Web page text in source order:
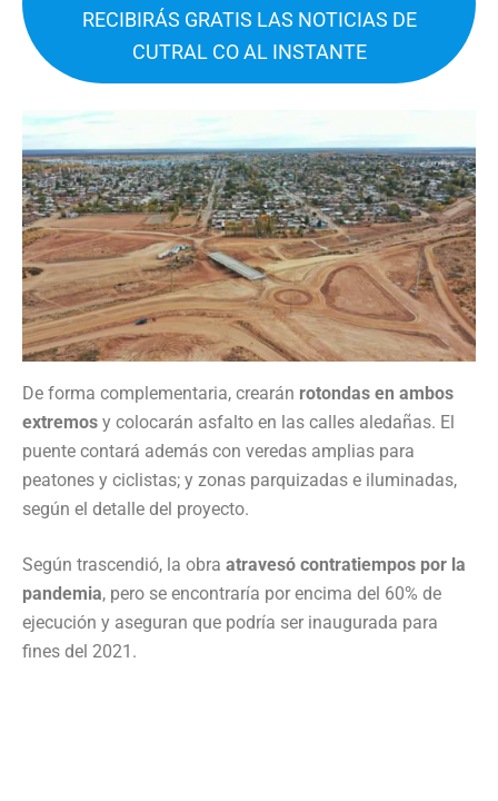
RECIBIRÁS GRATIS LAS NOTICIAS DE
CUTRAL CO AL INSTANTE
De forma complementaria, crearán rotondas en ambos
extremos y colocarán asfalto en las calles aledañas. El
puente contará además con veredas amplias para
peatones y ciclistas; y zonas parquizadas e iluminadas,
según el detalle del proyecto.
Según trascendió, la obra atravesó contratiempos por la
pandemia, pero se encontraría por encima del 60% de
ejecución y aseguran que podría ser inaugurada para
fines del 2021.